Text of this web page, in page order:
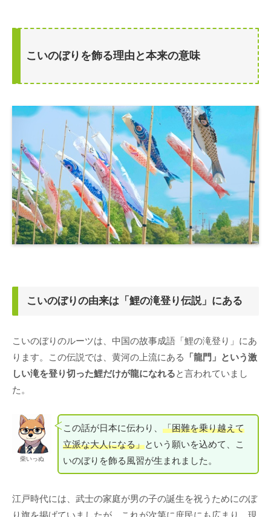
こいのぼりを飾る理由と本来の意味
こいのぼりの由来は「鯉の滝登り伝説」にある
こいのぼりのルーツは、中国の故事成語「鯉の滝登り」にあ
ります。この伝説では、黄河の上流にある
「龍門」という激
しい滝を登り切った鯉だけが龍になれると言われていまし
た。
柴いっぬ
この話が日本に伝わり、「困難を乗り越えて
立派な大人になる」という願いを込めて、こ
いのぼりを飾る風習が生まれました。
江戸時代には、武士の家庭が男の子の誕生を祝うためにのぼ
り旗を掲げていましたが、これが次第に庶民にも広まり、現